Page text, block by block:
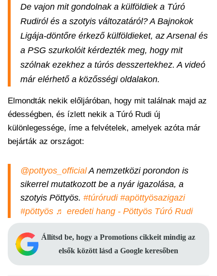
De vajon mit gondolnak a külföldiek a Túró
Rudiról és a szotyis változatáról? A Bajnokok
Ligája-döntőre érkező külföldieket, az Arsenal és
a PSG szurkolóit kérdezték meg, hogy mit
szólnak ezekhez a túrós desszertekhez. A videó
már elérhető a közősségi oldalakon.
Elmondták nekik előljáróban, hogy mit találnak majd az
édességben, és ízlett nekik a Túró Rudi új
különlegessége, íme a felvételek, amelyek azóta már
bejárták az országot:
@pottyos_officialA nemzetközi porondon is
sikerrel mutatkozott be a nyár igazolása, a
szotyis Pöttyös. #túrórudi #apöttyösazigazi
#pöttyös ♬ eredeti hang - Pöttyös Túró Rudi
Állítsd be, hogy a Promotions cikkeit mindig az
elsők között lásd a Google keresőben